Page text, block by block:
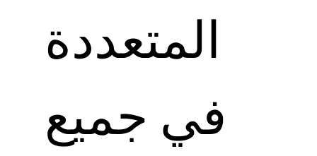
المتعددة
في جميع